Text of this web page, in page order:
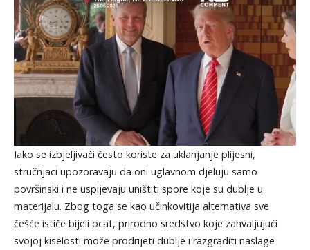
Iako se izbjeljivači često koriste za uklanjanje plijesni,
stručnjaci upozoravaju da oni uglavnom djeluju samo
površinski i ne uspijevaju uništiti spore koje su dublje u
materijalu. Zbog toga se kao učinkovitija alternativa sve
češće ističe bijeli ocat, prirodno sredstvo koje zahvaljujući
svojoj kiselosti može prodrijeti dublje i razgraditi naslage